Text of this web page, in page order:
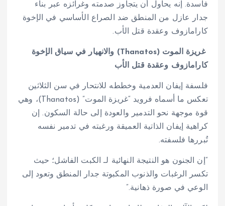
فاسدة. إنه يحاول أن يتجاوز صدمته وغرائزه عبر بناء
جدار عازل من المنطق ضد الصراع الأساسي في الإخوة
كارامازوف وعقدة قتل الأب.
غريزة الموت (Thanatos) والانهيار في سياق الإخوة
كارامازوف وعقدة قتل الأب
فلسفة إيفان العدمية وخططه للانتحار في سن الثلاثين
تعكس ما أسماه فرويد “غريزة الموت” (Thanatos)، وهي
قوة موجهة نحو التدمير والعودة إلى حالة السكون. إن
كراهية إيفان الذاتية العميقة ورغبته في تدمير نفسه
تُبررها فلسفته.
“إن الجنون هو النتيجة النهائية لـ الكبت الفاشل؛ حيث
تكسر الرغبات والذنوب المكبوتة جدار المنطق وتعود إلى
الوعي في صورة ذهانية.”